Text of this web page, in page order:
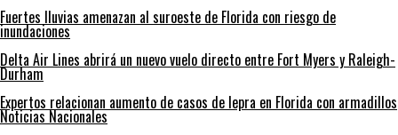
Fuertes lluvias amenazan al suroeste de Florida con riesgo de
inundaciones
Delta Air Lines abrirá un nuevo vuelo directo entre Fort Myers y Raleigh-
Durham
Expertos relacionan aumento de casos de lepra en Florida con armadillos
Noticias Nacionales